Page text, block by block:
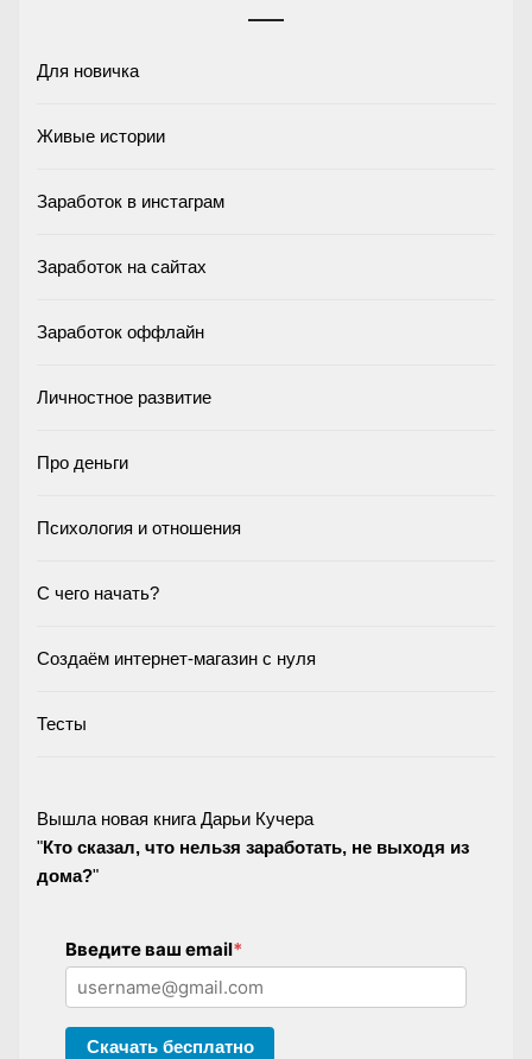
Для новичка
Живые истории
Заработок в инстаграм
Заработок на сайтах
Заработок оффлайн
Личностное развитие
Про деньги
Психология и отношения
С чего начать?
Создаём интернет-магазин с нуля
Тесты
Вышла новая книга Дарьи Кучера
"Кто сказал, что нельзя заработать, не выходя из
дома?"
Введите ваш email*
Скачать бесплатно